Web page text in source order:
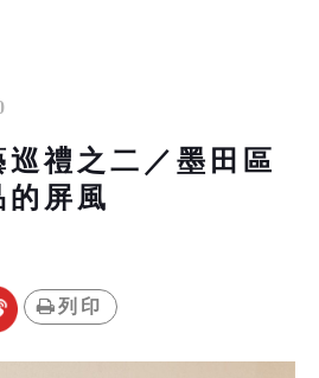
禮之二／墨田區
的屏風
列印